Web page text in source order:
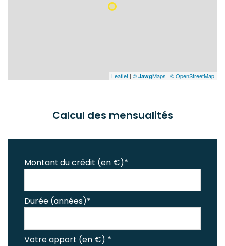
Leaflet | © JawgMaps | © OpenStreetMap
Calcul des mensualités
Montant du crédit (en €)*
Durée (années)*
Votre apport (en €) *